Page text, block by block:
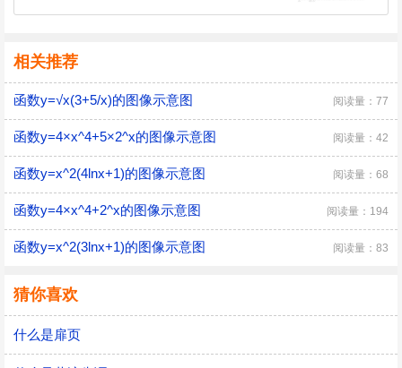
相关推荐
函数y=√x(3+5/x)的图像示意图 阅读量：77
函数y=4×x^4+5×2^x的图像示意图 阅读量：42
函数y=x^2(4lnx+1)的图像示意图 阅读量：68
函数y=4×x^4+2^x的图像示意图 阅读量：194
函数y=x^2(3lnx+1)的图像示意图 阅读量：83
猜你喜欢
什么是扉页